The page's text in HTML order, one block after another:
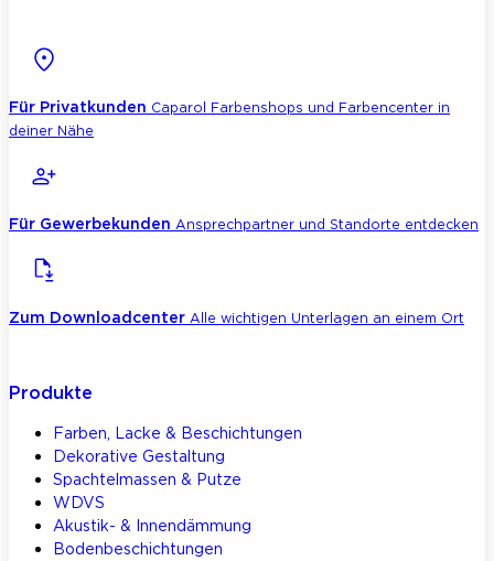
Für Privatkunden Caparol Farbenshops und Farbencenter in
deiner Nähe
Für Gewerbekunden Ansprechpartner und Standorte entdecken
Zum Downloadcenter Alle wichtigen Unterlagen an einem Ort
Produkte
Farben, Lacke & Beschichtungen
Dekorative Gestaltung
Spachtelmassen & Putze
WDVS
Akustik- & Innendämmung
Bodenbeschichtungen